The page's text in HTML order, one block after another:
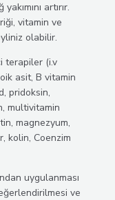
artırır.
vitamin ve
olabilir.
terapiler (i.v
asit, B vitamin
pridoksin,
multivitamin
magnezyum,
kolin, Coenzim
uygulanması
ve